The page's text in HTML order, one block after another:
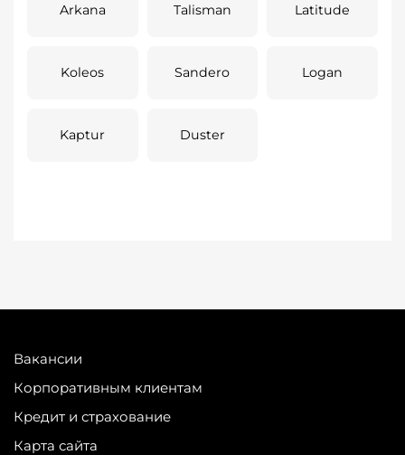
Arkana Talisman Latitude
Koleos Sandero Logan
Kaptur Duster
Вакансии
Корпоративным клиентам
Кредит и страхование
Карта сайта